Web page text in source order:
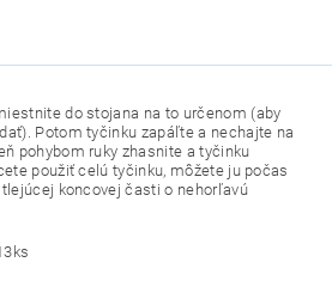
do stojana na to určenom (aby
Potom tyčinku zapáľte a nechajte na
pohybom ruky zhasnite a tyčinku
použiť celú tyčinku, môžete ju počas
koncovej časti o nehorľavú